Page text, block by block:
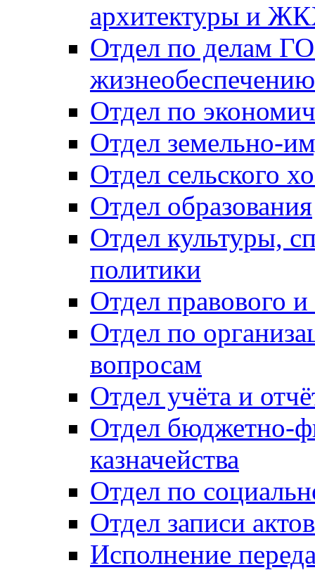
архитектуры и
Отдел по делам
Отдел по
Отдел земельно-
Отдел сельского
Отдел образования
Отдел культуры,
политики
Отдел правового
Отдел по
вопросам
Отдел учёта и
Отдел бюджетно-
казначейства
Отдел по
Отдел записи
Исполнение